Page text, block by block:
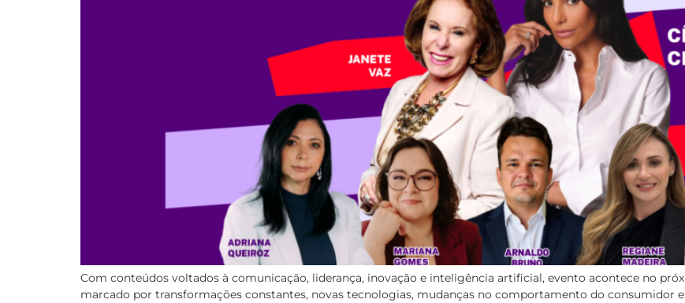
Com conteúdos voltados à comunicação, liderança, inovação e inteligência artificial, evento acontece no
marcado por transformações constantes, novas tecnologias, mudanças no comportamento do consumidor